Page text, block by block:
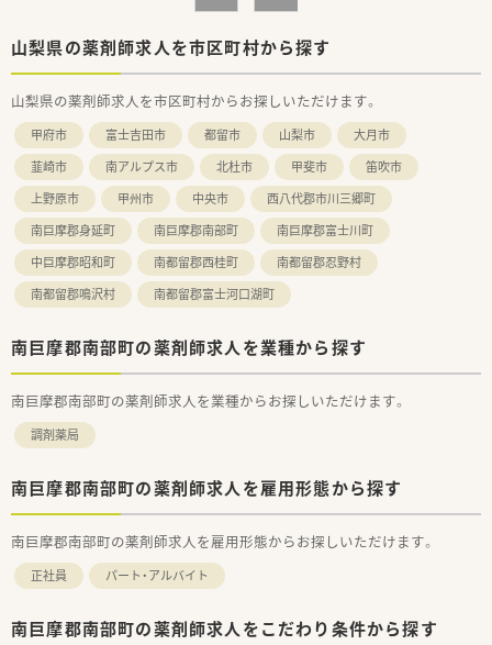
山梨県の薬剤師求人を市区町村から探す
山梨県の薬剤師求人を市区町村からお探しいただけます。
甲府市 富士吉田市 都留市 山梨市
大月市
韮崎市
南アルプス市 北杜市 甲斐市
笛吹市
上野原市
甲州市 中央市
西八代郡市川三郷町
南巨摩郡身延町
南巨摩郡南部町
南巨摩郡富士川町
中巨摩郡昭和町
南都留郡西桂町
南都留郡忍野村
南都留郡鳴沢村
南都留郡富士河口湖町
南巨摩郡南部町の薬剤師求人を業種から探す
南巨摩郡南部町の薬剤師求人を業種からお探しいただけます。
調剤薬局
南巨摩郡南部町の薬剤師求人を雇用形態から探す
南巨摩郡南部町の薬剤師求人を雇用形態からお探しいただけます。
正社員 パート・アルバイト
南巨摩郡南部町の薬剤師求人をこだわり条件から探す